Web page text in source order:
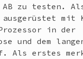
AB zu testen.
ausgerüstet mit
in der
und dem
Als erstes